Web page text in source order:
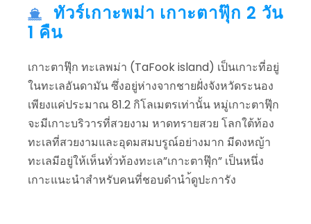
ทัวร์เกาะพม่า เกาะตาฟุ๊ก 2 วัน
1 คืน
เกาะตาฟุ๊ก ทะเลพม่า (TaFook island) เป็นเกาะที่อยู่
ในทะเลอันดามัน ซึ่งอยู่ห่างจากชายฝั่งจังหวัดระนอง
เพียงแค่ประมาณ 81.2 กิโลเมตรเท่านั้น หมู่เกาะตาฟุ๊ก
จะมีเกาะบริวารที่สวยงาม หาดทรายสวย โลกใต้ท้อง
ทะเลที่สวยงามและอุดมสมบรูณ์อย่างมาก มีดงหญ้า
ทะเลมีอยู่ให้เห็นทั่วท้องทะเล”เกาะตาฟุ๊ก” เป็นหนึ่ง
เกาะแนะนำสำหรับคนที่ชอบดำนำ้ดูปะการัง